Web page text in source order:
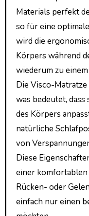
Materials perfekt
so für eine
wird die
Körpers während
wiederum zu
Die Visco-
was bedeutet,
des Körpers
natürliche
von
Diese
einer
Rücken- oder
einfach nur einen